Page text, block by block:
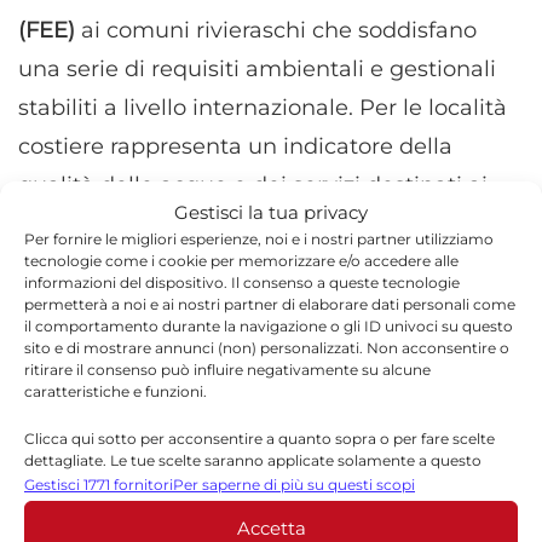
Gestisci la tua privacy
Per fornire le migliori esperienze, noi e i nostri partner utilizziamo
tecnologie come i cookie per memorizzare e/o accedere alle
informazioni del dispositivo. Il consenso a queste tecnologie
permetterà a noi e ai nostri partner di elaborare dati personali come
il comportamento durante la navigazione o gli ID univoci su questo
sito e di mostrare annunci (non) personalizzati. Non acconsentire o
ritirare il consenso può influire negativamente su alcune
caratteristiche e funzioni.
Clicca qui sotto per acconsentire a quanto sopra o per fare scelte
dettagliate. Le tue scelte saranno applicate solamente a questo
sito. È possibile modificare le impostazioni in qualsiasi momento,
compreso il ritiro del consenso, utilizzando i pulsanti della Cookie
Policy o cliccando sul pulsante di gestione del consenso nella parte
Gestisci 1771 fornitoriPer saperne di più su questi scopi
Accetta
(FEE) ai comuni rivieraschi che soddisfano
una serie di requisiti ambientali e gestionali
stabiliti a livello internazionale. Per le località
costiere rappresenta un indicatore della
qualità delle acque e dei servizi destinati ai
cittadini e ai visitatori.